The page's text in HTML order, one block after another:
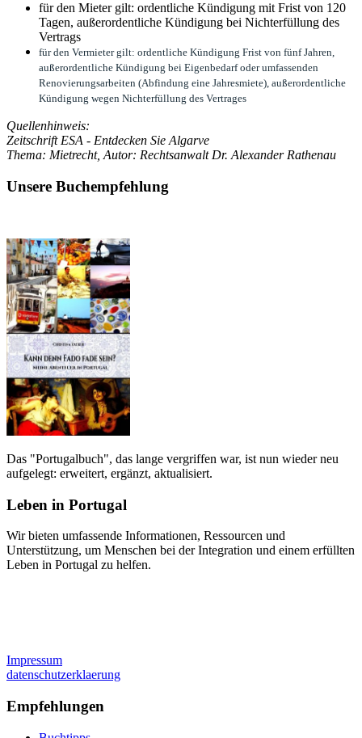
für den Mieter gilt: ordentliche Kündigung mit Frist von 120
Tagen, außerordentliche Kündigung bei Nichterfüllung des
Vertrags
für den Vermieter gilt: ordentliche Kündigung Frist von fünf Jahren,
außerordentliche Kündigung bei Eigenbedarf oder umfassenden
Renovierungsarbeiten (Abfindung eine Jahresmiete), außerordentliche
Kündigung wegen Nichterfüllung des Vertrages
Quellenhinweis:
Zeitschrift ESA - Entdecken Sie Algarve
Thema: Mietrecht, Autor: Rechtsanwalt Dr. Alexander Rathenau
Unsere Buchempfehlung
Das "Portugalbuch", das lange vergriffen war, ist nun wieder neu
aufgelegt: erweitert, ergänzt, aktualisiert.
Leben in Portugal
Wir bieten umfassende Informationen, Ressourcen und
Unterstützung, um Menschen bei der Integration und einem erfüllten
Leben in Portugal zu helfen.
Impressum
datenschutzerklaerung
Empfehlungen